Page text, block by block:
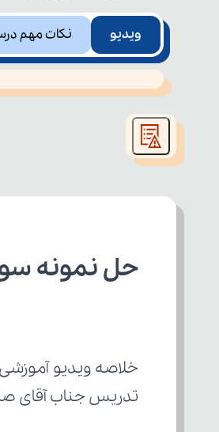
ویدیو نکات مهم
This
is
window.
حل نمونه سوالات
خلاصه ویدیو آموزشی
تدریس جناب آقای